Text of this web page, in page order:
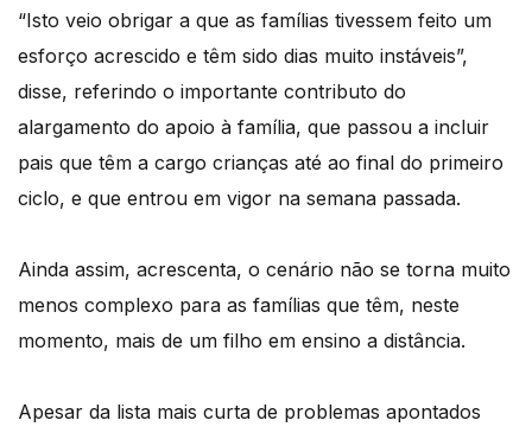
“Isto veio obrigar a que as famílias tivessem feito um
esforço acrescido e têm sido dias muito instáveis”,
disse, referindo o importante contributo do
alargamento do apoio à família, que passou a incluir
pais que têm a cargo crianças até ao final do primeiro
ciclo, e que entrou em vigor na semana passada.
Ainda assim, acrescenta, o cenário não se torna muito
menos complexo para as famílias que têm, neste
momento, mais de um filho em ensino a distância.
Apesar da lista mais curta de problemas apontados